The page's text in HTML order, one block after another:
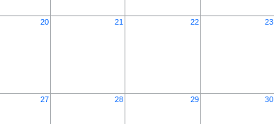
20 21 22 23
27 28 29 30